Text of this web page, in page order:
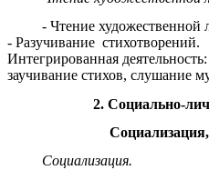
- Чтение художественной
- Разучивание стихотворений.
Интегрированная
заучивание стихов, слушание
2. Социально-
Социализация,
Социализация.